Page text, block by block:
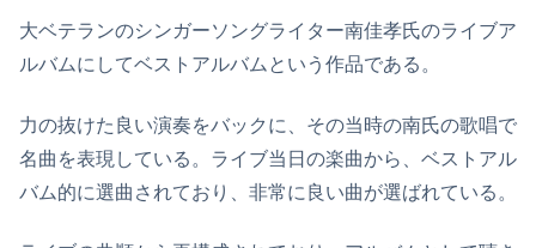
大ベテランのシンガーソングライター南佳孝氏のライブア
ルバムにしてベストアルバムという作品である。
力の抜けた良い演奏をバックに、その当時の南氏の歌唱で
名曲を表現している。ライブ当日の楽曲から、ベストアル
バム的に選曲されており、非常に良い曲が選ばれている。